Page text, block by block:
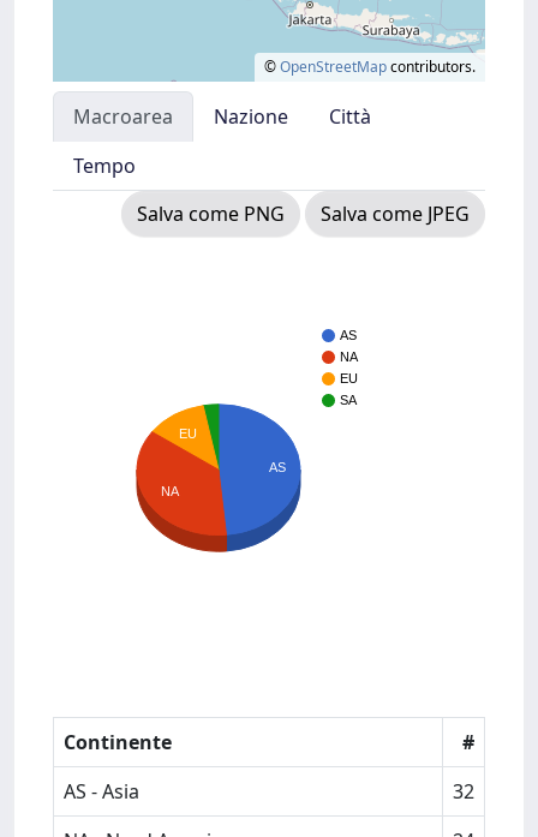
©OpenStreetMapcontributors.
Macroarea Nazione
Città
Tempo
Salva come PNG
Salva come JPEG
AS
NA
EU
SA
AS
EU
NA
Continente
#
AS - Asia
32